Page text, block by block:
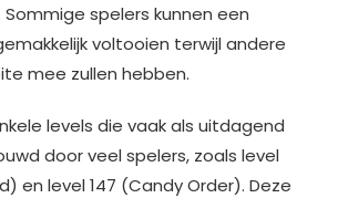
Sommige spelers kunnen een
voltooien terwijl andere
mee zullen hebben.
levels die vaak als uitdagend
door veel spelers, zoals level
en level 147 (Candy Order). Deze